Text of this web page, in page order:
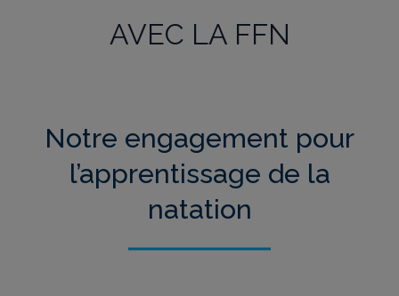
AVEC LA FFN
Notre engagement pour
l’apprentissage de la
natation